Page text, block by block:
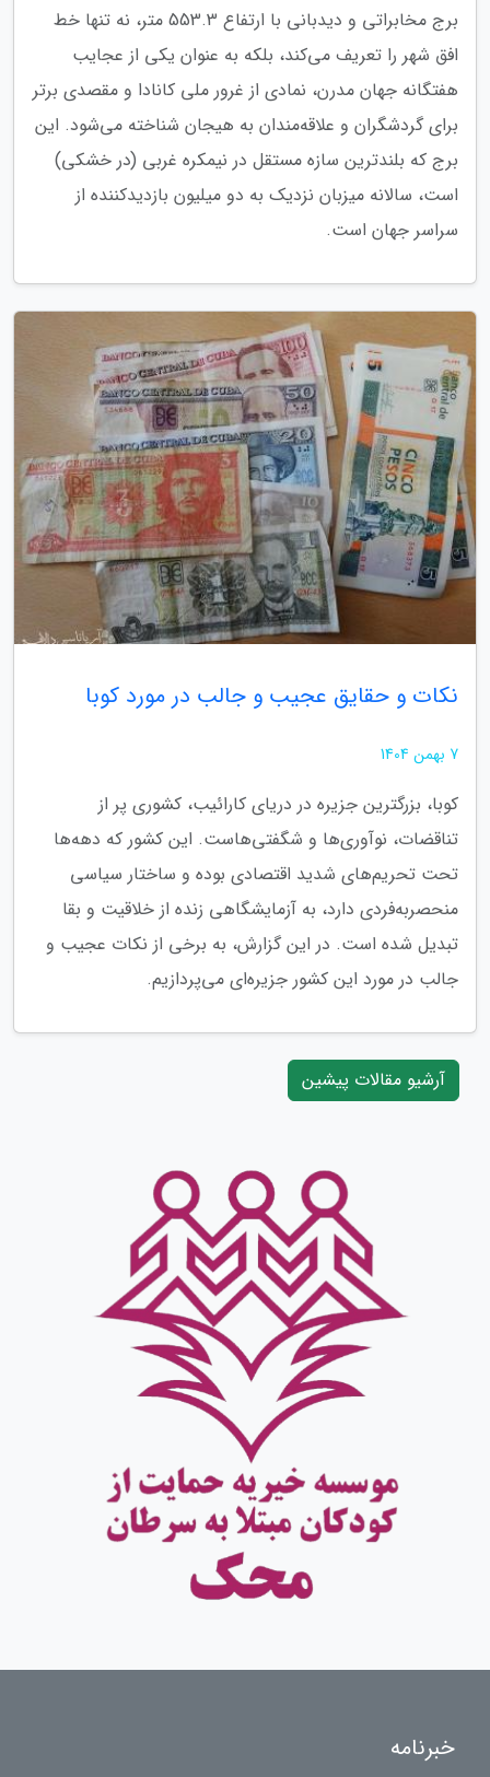
برج مخابراتی و دیدبانی با ارتفاع 553.3 متر، نه تنها خط
افق شهر را تعریف می‌کند، بلکه به عنوان یکی از عجایب
هفتگانه جهان مدرن، نمادی از غرور ملی کانادا و مقصدی برتر
برای گردشگران و علاقه‌مندان به هیجان شناخته می‌شود. این
برج که بلندترین سازه مستقل در نیمکره غربی (در خشکی)
است، سالانه میزبان نزدیک به دو میلیون بازدیدکننده از
سراسر جهان است.
نکات و حقایق عجیب و جالب در مورد کوبا
7 بهمن 1404
کوبا، بزرگترین جزیره در دریای کارائیب، کشوری پر از
تناقضات، نوآوری‌ها و شگفتی‌هاست. این کشور که دهه‌ها
تحت تحریم‌های شدید اقتصادی بوده و ساختار سیاسی
منحصربه‌فردی دارد، به آزمایشگاهی زنده از خلاقیت و بقا
تبدیل شده است. در این گزارش، به برخی از نکات عجیب و
جالب در مورد این کشور جزیره‌ای می‌پردازیم.
آرشیو مقالات پیشین
خبرنامه